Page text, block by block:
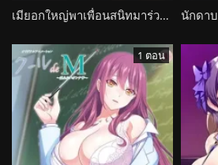
เมียอกใหญ่พาเพื่อนสนิทมาร่วมเตียง ฟื้นความปรารถนาให้สามี Kyonyuu ga Futari Inai to Bokki Shinai Otto no Tame ni Tomodachi wo Tsuretekita Tsuma
1 ตอน